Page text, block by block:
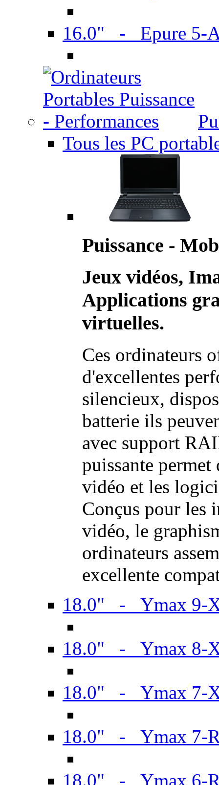
16.0" - Epure 5-
Tous les PC
Puissance -
Jeux vidéos,
Applications
virtuelles.
Ces ordinateurs
d'excellentes
silencieux,
batterie ils
avec support
puissante permet
vidéo et les
Conçus pour les
vidéo, le
ordinateurs
excellente
18.0" - Ymax 9-
18.0" - Ymax 8-
18.0" - Ymax 7-
18.0" - Ymax 7-
18.0" - Ymax 6-